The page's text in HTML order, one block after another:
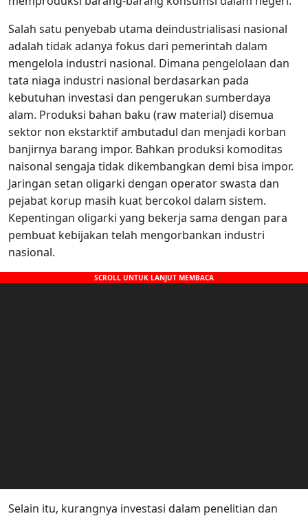
Salah satu penyebab utama deindustrialisasi nasional
adalah tidak adanya fokus dari pemerintah dalam
mengelola industri nasional. Dimana pengelolaan dan
tata niaga industri nasional berdasarkan pada
kebutuhan investasi dan pengerukan sumberdaya
alam. Produksi bahan baku (raw material) disemua
sektor non ekstarktif ambutadul dan menjadi korban
banjirnya barang impor. Bahkan produksi komoditas
naisonal sengaja tidak dikembangkan demi bisa impor.
Jaringan setan oligarki dengan operator swasta dan
pejabat korup masih kuat bercokol dalam sistem.
Kepentingan oligarki yang bekerja sama dengan para
pembuat kebijakan telah mengorbankan industri
nasional.
Selain itu, kurangnya investasi dalam penelitian dan